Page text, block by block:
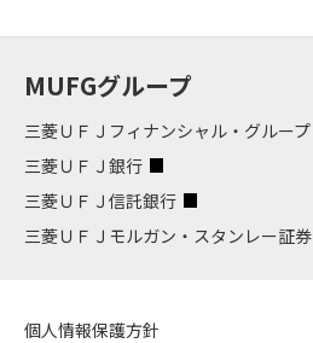
MUFGグループ
三菱ＵＦＪフィナンシャル・グループ
三菱ＵＦＪ銀行
三菱ＵＦＪ信託銀行
三菱ＵＦＪモルガン・スタンレー証券
個人情報保護方針